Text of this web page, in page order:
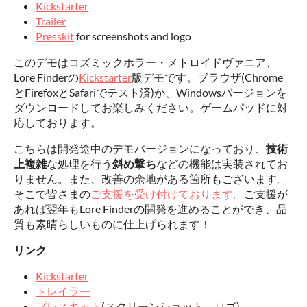
Kickstarter
Trailer
Presskitfor screenshots and logo
このデモはコズミックホラー・メトロイドヴァニア、
Lore FinderのKickstarter版デモです。ブラウザ(Chrome
とFirefoxとSafariでテスト済)か、Windowsバージョンを
ダウンロードしてお楽しみください。ゲームパッドに対
応しております。
こちらは開発途中のデモバージョンになっており、 技術
上複雑な処理を行う 斜め撃ちなどの機能は実装されてお
りません。また、改善の余地がある箇所もございます。
そこで皆さまのご支援を受け付けております。ご支援が
あれば翌年もLore Finderの開発を進めることができ、品
質も素晴らしいものに仕上げられます！
リンク
Kickstarter
トレイラー